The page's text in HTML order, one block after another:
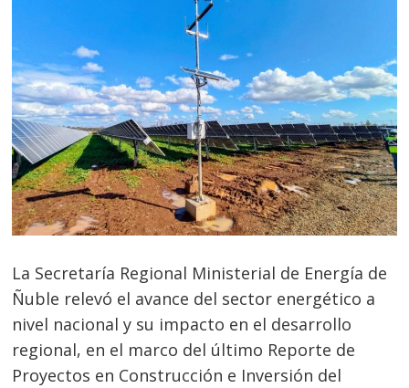
La Secretaría Regional Ministerial de Energía de
Ñuble relevó el avance del sector energético a
nivel nacional y su impacto en el desarrollo
regional, en el marco del último Reporte de
Proyectos en Construcción e Inversión del